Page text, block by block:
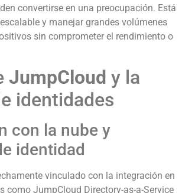
convertirse en una preocupación. Está
y manejar grandes volúmenes
sin comprometer el rendimiento o
JumpCloud y la
identidades
con la nube y
identidad
vinculado con la integración en
como JumpCloud Directory-as-a-Service